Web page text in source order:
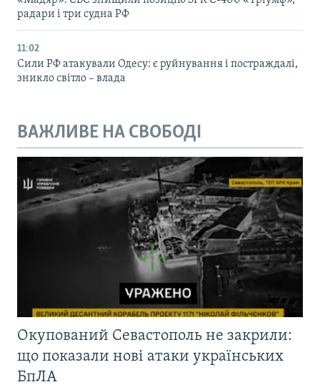
радари і три судна РФ
11:02
Сили РФ атакували Одесу: є руйнування і постраждалі,
зникло світло – влада
ВАЖЛИВЕ НА СВОБОДІ
Окупований Севастополь не закрили:
що показали нові атаки українських
БпЛА